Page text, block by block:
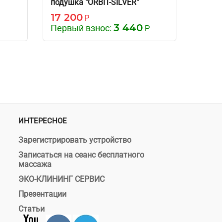
подушка "ORBIT-SILVER"
17 200 Р
Первый взнос: 3 440 Р
ИНТЕРЕСНОЕ
Зарегистрировать устройство
Записаться на сеанс бесплатного
массажа
ЭКО-КЛИНИНГ СЕРВИС
Презентации
Статьи